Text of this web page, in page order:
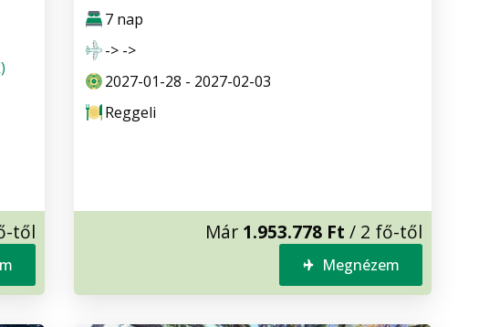
től
7 nap
-> ->
2027-01-28 - 2027-02-03
Reggeli
Már 1.953.778 Ft / 2 fő-től
Megnézem